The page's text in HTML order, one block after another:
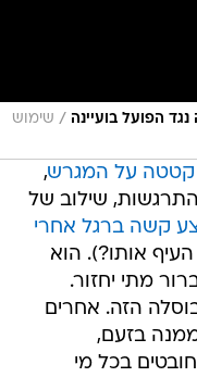
הפועל בועיינה / שימוש
קטטה על המגרש,
התרגשות, שילוב של
קשה ברגל אחרי
אותו?). הוא
מתי יחזור.
הזה. אחרים
בזעם,
בכל מי